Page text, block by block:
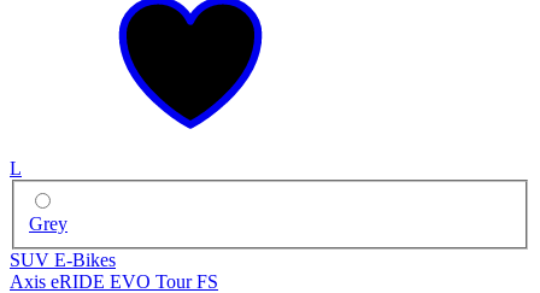
L
Grey
SUV E-Bikes
Axis eRIDE EVO Tour FS